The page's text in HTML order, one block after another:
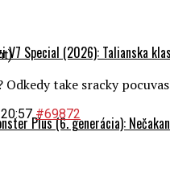
V7 Special (2026): Talianska
Plus (6. generácia):
Odkedy take sracky
#69872